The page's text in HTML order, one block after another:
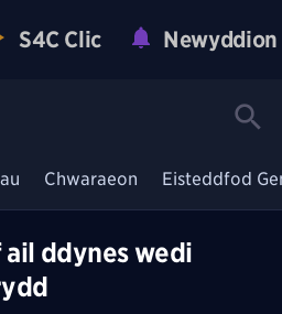
S4C Clic Newyddion
Chwaraeon Eisteddfod
ddynes wedi